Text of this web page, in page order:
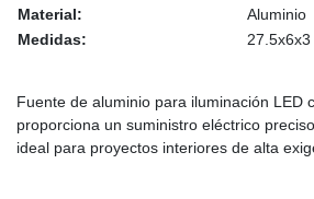
Material:
Aluminio
Medidas:
27.5x6x3
Fuente de aluminio para iluminación LED
proporciona un suministro eléctrico
ideal para proyectos interiores de alta